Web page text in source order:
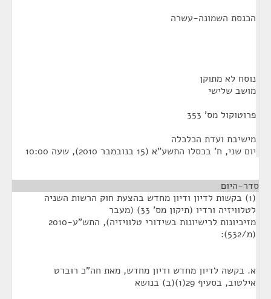
הכנסת השמונה-עשרה
נוסח לא מתוקן
מושב שלישי
פרוטוקול מס' 353
מישיבת ועדת הכלכלה
יום שני, ח' בכסלו התשע"א (15 בנובמבר 2010), שעה 10:00
סדר-היום
(1) בקשות לדיון ודיון מחדש בהצעת חוק הרשות השניה
לטלוויזיה ורדיו (תיקון מס' 33) (מעבר
מזיכיונות לרישיונות בשידורי טלוויזיה), התש"ע-2010
(מ/532):
א. בקשה לדיון מחדש ודיון מחדש, מאת חה"כ רוברט
אילטוב, בסעיף 29(1)(ב) בנושא